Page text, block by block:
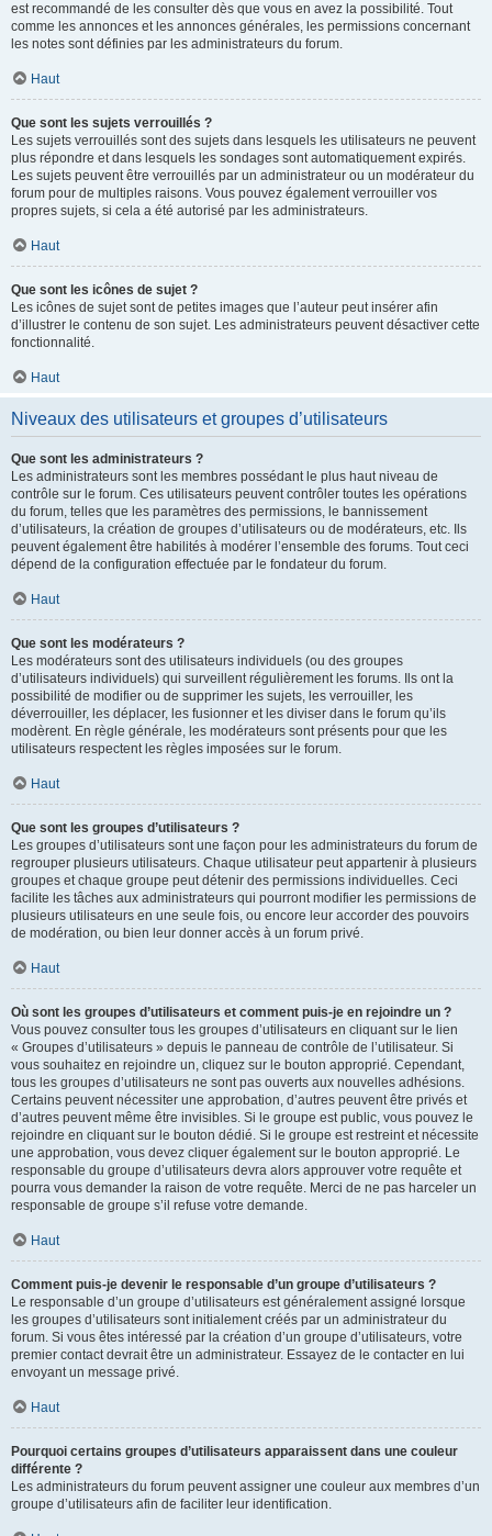
est recommandé de les consulter dès que vous en avez la possibilité. Tout
comme les annonces et les annonces générales, les permissions concernant
les notes sont définies par les administrateurs du forum.
Haut
Que sont les sujets verrouillés ?
Les sujets verrouillés sont des sujets dans lesquels les utilisateurs ne peuvent
plus répondre et dans lesquels les sondages sont automatiquement expirés.
Les sujets peuvent être verrouillés par un administrateur ou un modérateur du
forum pour de multiples raisons. Vous pouvez également verrouiller vos
propres sujets, si cela a été autorisé par les administrateurs.
Haut
Que sont les icônes de sujet ?
Les icônes de sujet sont de petites images que l’auteur peut insérer afin
d’illustrer le contenu de son sujet. Les administrateurs peuvent désactiver cette
fonctionnalité.
Haut
Niveaux des utilisateurs et groupes d’utilisateurs
Que sont les administrateurs ?
Les administrateurs sont les membres possédant le plus haut niveau de
contrôle sur le forum. Ces utilisateurs peuvent contrôler toutes les opérations
du forum, telles que les paramètres des permissions, le bannissement
d’utilisateurs, la création de groupes d’utilisateurs ou de modérateurs, etc. Ils
peuvent également être habilités à modérer l’ensemble des forums. Tout ceci
dépend de la configuration effectuée par le fondateur du forum.
Haut
Que sont les modérateurs ?
Les modérateurs sont des utilisateurs individuels (ou des groupes
d’utilisateurs individuels) qui surveillent régulièrement les forums. Ils ont la
possibilité de modifier ou de supprimer les sujets, les verrouiller, les
déverrouiller, les déplacer, les fusionner et les diviser dans le forum qu’ils
modèrent. En règle générale, les modérateurs sont présents pour que les
utilisateurs respectent les règles imposées sur le forum.
Haut
Que sont les groupes d’utilisateurs ?
Les groupes d’utilisateurs sont une façon pour les administrateurs du forum de
regrouper plusieurs utilisateurs. Chaque utilisateur peut appartenir à plusieurs
groupes et chaque groupe peut détenir des permissions individuelles. Ceci
facilite les tâches aux administrateurs qui pourront modifier les permissions de
plusieurs utilisateurs en une seule fois, ou encore leur accorder des pouvoirs
de modération, ou bien leur donner accès à un forum privé.
Haut
Où sont les groupes d’utilisateurs et comment puis-je en rejoindre un ?
Vous pouvez consulter tous les groupes d’utilisateurs en cliquant sur le lien
« Groupes d’utilisateurs » depuis le panneau de contrôle de l’utilisateur. Si
vous souhaitez en rejoindre un, cliquez sur le bouton approprié. Cependant,
tous les groupes d’utilisateurs ne sont pas ouverts aux nouvelles adhésions.
Certains peuvent nécessiter une approbation, d’autres peuvent être privés et
d’autres peuvent même être invisibles. Si le groupe est public, vous pouvez le
rejoindre en cliquant sur le bouton dédié. Si le groupe est restreint et nécessite
une approbation, vous devez cliquer également sur le bouton approprié. Le
responsable du groupe d’utilisateurs devra alors approuver votre requête et
pourra vous demander la raison de votre requête. Merci de ne pas harceler un
responsable de groupe s’il refuse votre demande.
Haut
Comment puis-je devenir le responsable d’un groupe d’utilisateurs ?
Le responsable d’un groupe d’utilisateurs est généralement assigné lorsque
les groupes d’utilisateurs sont initialement créés par un administrateur du
forum. Si vous êtes intéressé par la création d’un groupe d’utilisateurs, votre
premier contact devrait être un administrateur. Essayez de le contacter en lui
envoyant un message privé.
Haut
Pourquoi certains groupes d’utilisateurs apparaissent dans une couleur
différente ?
Les administrateurs du forum peuvent assigner une couleur aux membres d’un
groupe d’utilisateurs afin de faciliter leur identification.